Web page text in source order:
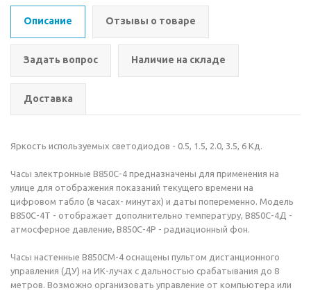
Описание Отзывы о товаре
Задать вопрос Наличие на складе
Доставка
Яркость используемых светодиодов - 0.5, 1.5, 2.0, 3.5, 6 Кд.
Часы электронные В850С-4 предназначены для применения на
улице для отображения показаний текущего времени на
цифровом табло (в часах- минутах) и даты попеременно. Модель
В850С-4Т - отображает дополнительно температуру, В850С-4Д -
атмосферное давление, В850С-4Р - радиационный фон.
Часы настенные В850СМ-4 оснащены пультом дистанционного
управления (ДУ) на ИК-лучах с дальностью срабатывания до 8
метров. Возможно организовать управление от компьютера или